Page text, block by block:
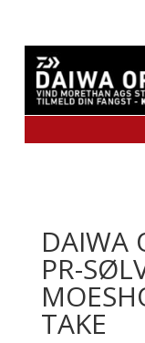
DAIWA
PR-
TAKE